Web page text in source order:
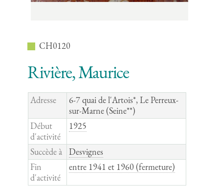
CH0120
Rivière, Maurice
Adresse
6-7 quai de l'Artois*, Le Perreux-
sur-Marne (Seine**)
Début
d'activité
1925
Succède à
Desvignes
Fin
d'activité
entre 1941 et 1960 (fermeture)